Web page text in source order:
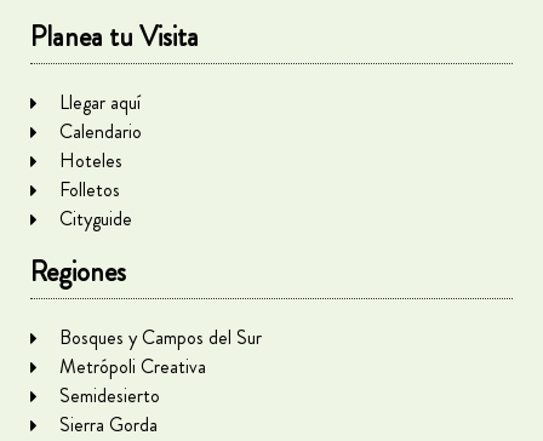
Planea tu Visita
Llegar aquí
Calendario
Hoteles
Folletos
Cityguide
Regiones
Bosques y Campos del Sur
Metrópoli Creativa
Semidesierto
Sierra Gorda